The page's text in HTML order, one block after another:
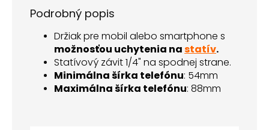
Podrobný popis
Držiak pre mobil alebo smartphone s
možnosťou uchytenia nastatív.
Statívový závit 1/4" na spodnej strane.
Minimálna šírka telefónu: 54mm
Maximálna šírka telefónu: 88mm